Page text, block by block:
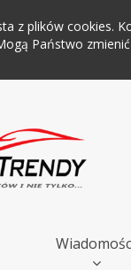
z plików cookies.
Państwo